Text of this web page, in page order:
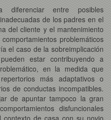
diferenciar entre posibles
de los padres en el
del cliente y el mantenimiento
problemáticos
el caso de la sobreimplicación
estar contribuyendo a
en la medida que
más adaptativos o
de conductas incompatibles.
de apuntar tampoco la gran
disfuncionales
contexto de casa con su novio